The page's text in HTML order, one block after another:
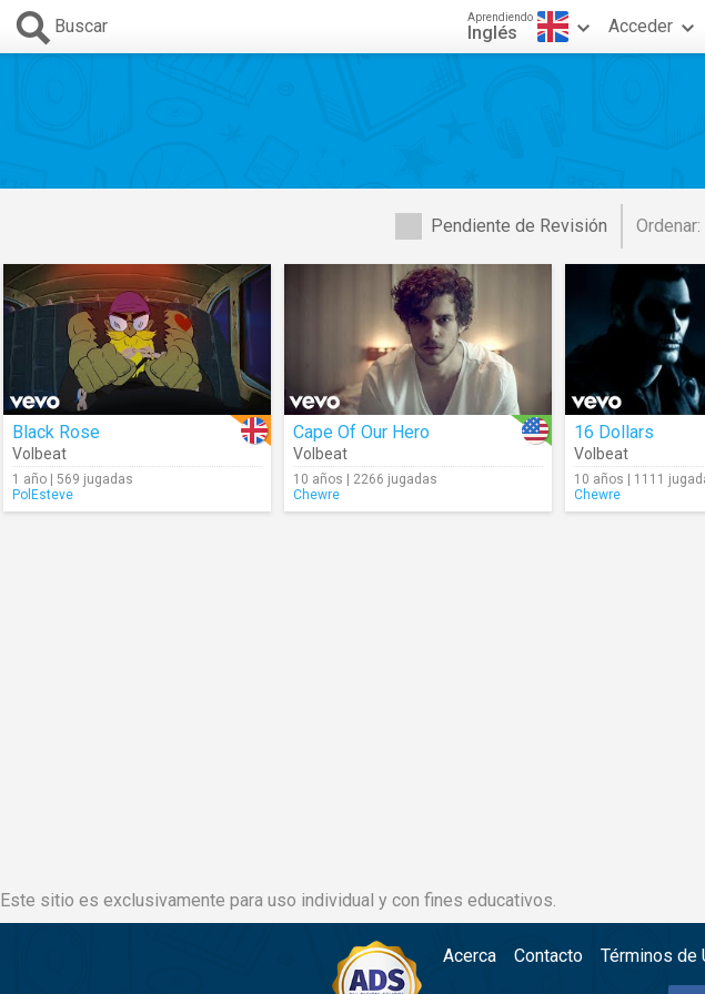
Buscar Aprendiendo
Inglés Acceder
Pendiente de Revisión Ordenar:
Black Rose
Volbeat
1 año | 569 jugadas
PolEsteve
Cape Of Our Hero
Volbeat
10 años | 2266 jugadas
Chewre
16 Dollars
Volbeat
10 años | 1111
Chewre
Este sitio es exclusivamente para uso individual y con fines educativos.
Acerca Contacto Términos de